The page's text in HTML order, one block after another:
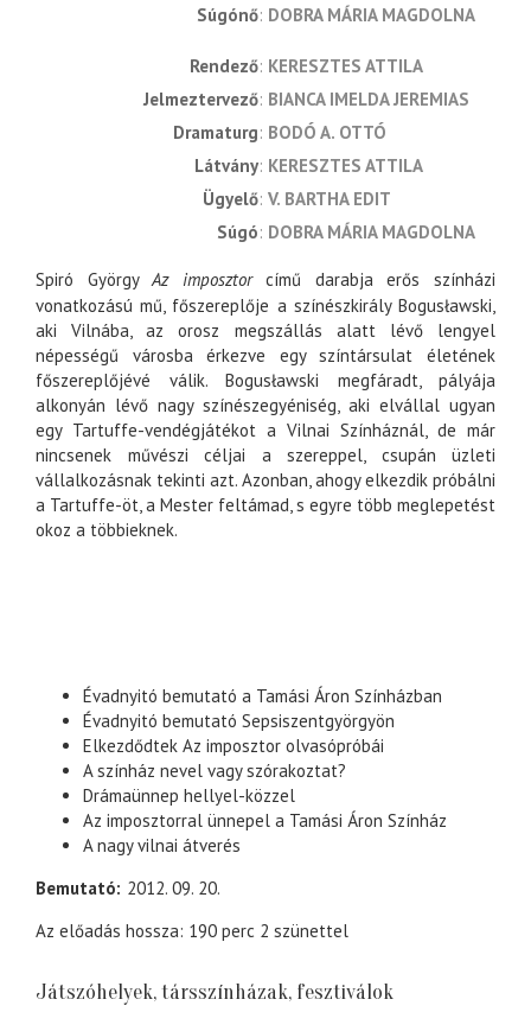
Súgónő DOBRA MÁRIA MAGDOLNA
rendező KERESZTES ATTILA
jelmeztervező BIANCA IMELDA JEREMIAS
dramaturg BODÓ A. OTTÓ
látvány KERESZTES ATTILA
ügyelő V. BARTHA EDIT
súgó DOBRA MÁRIA MAGDOLNA
Spiró GyörgyAz imposztorcímű darabja erős színházi
vonatkozású mű, főszereplője a színészkirály Bogusławski,
aki Vilnába, az orosz megszállás alatt lévő lengyel
népességű városba érkezve egy színtársulat életének
főszereplőjévé válik. Bogusławski megfáradt, pályája
alkonyán lévő nagy színészegyéniség, aki elvállal ugyan
egy Tartuffe-vendégjátékot a Vilnai Színháznál, de már
nincsenek művészi céljai a szereppel, csupán üzleti
vállalkozásnak tekinti azt. Azonban, ahogy elkezdik próbálni
a Tartuffe-öt, a Mester feltámad, s egyre több meglepetést
okoz a többieknek.
Évadnyitó bemutató a Tamási Áron Színházban
Évadnyitó bemutató Sepsiszentgyörgyön
Elkezdődtek Az imposztor olvasópróbái
A színház nevel vagy szórakoztat?
Drámaünnep hellyel-közzel
Az imposztorral ünnepel a Tamási Áron Színház
A nagy vilnai átverés
Bemutató 2012. 09. 20.
Az előadás hossza: 190 perc 2 szünettel
Játszóhelyek, társszínházak, fesztiválok